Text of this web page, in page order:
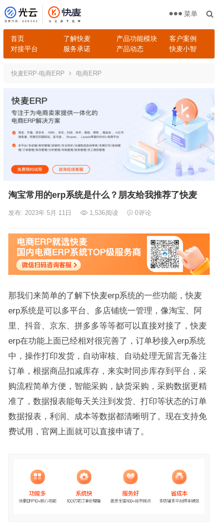
首页 了解快麦 产品功能模块
客户案例
对接平台
服务承诺 产品动态 快麦小智
菜单
快麦ERP-电商ERP 电商ERP
淘宝常用的erp系统是什么？朋友给我推荐了快麦
发布: 2023年 5月 11日 1,536阅读 0评论
那我们来简单的了解下快麦erp系统的一些功能，快麦
erp系统是可以多平台、多店铺统一管理，像淘宝、阿
里、抖音、京东、拼多多等等都可以直接对接了，快麦
erp在功能上面已经相对很完善了，订单秒接入erp系统
中，操作打印发货，自动审核、自动处理无留言无备注
订单，根据商品扣减库存，来实时同步库存到平台，采
购流程简单方便，智能采购，缺货采购，采购数据更精
准了，数据报表能每天关注到发货、打印等状态的订单
数据报表，利润、成本等数据都清晰明了。现在支持免
费试用，官网上面就可以直接申请了。